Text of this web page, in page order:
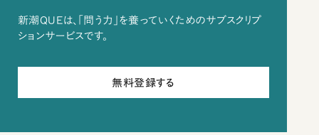
新潮QUEは、「問う力」を養っていくためのサブスクリプ
ションサービスです。
無料登録する